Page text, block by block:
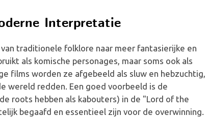
Interpretatie
traditionele folklore naar meer fantasierijke en
als komische personages, maar soms ook als
films worden ze afgebeeld als sluw en hebzuchtig,
wereld redden. Een goed voorbeeld is de
roots hebben als kabouters) in de "Lord of the
begaafd en essentieel zijn voor de overwinning.